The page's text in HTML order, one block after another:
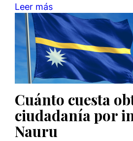
Leer más
Cuánto cuesta
ciudadanía por
Nauru